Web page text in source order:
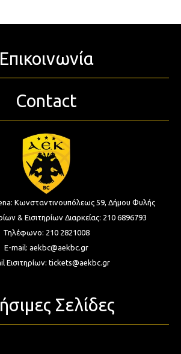
Επικοινωνία
Contact
Κωνσταντινουπόλεως 59, Δήμου Φυλής
& Εισιτηρίων Διαρκείας: 210 6896793
Τηλέφωνο: 210 2821008
E-mail: aekbc@aekbc.gr
Εισιτηρίων: tickets@aekbc.gr
Σελίδες